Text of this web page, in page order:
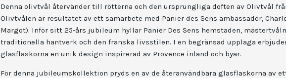
Denna olivtvål återvänder till rötterna och den ursprungliga doften av Olivtvål
Olivtvålen är resultatet av ett samarbete med Panier des Sens ambassadör,
Margot). Inför sitt 25-års jubileum hyllar Panier Des Sens hemstaden,
traditionella hantverk och den franska livsstilen. I en begränsad upplaga
glasflaskorna en unik design inspirerad av Provence inland och byar.
För denna jubileumskollektion pryds en av de återanvändbara glasflaskorna av